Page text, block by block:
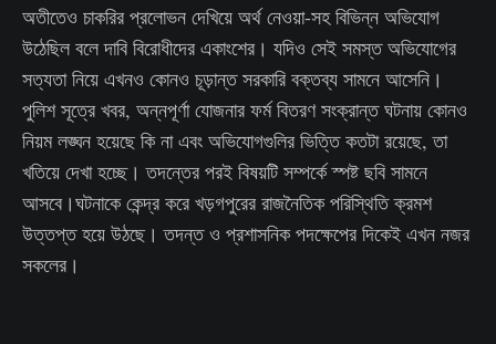
অতীতেও চাকরির প্রলোভন দেখিয়ে অর্থ নেওয়া-সহ বিভিন্ন অভিযোগ
উঠেছিল বলে দাবি বিরোধীদের একাংশের। যদিও সেই সমস্ত অভিযোগের
সত্যতা নিয়ে এখনও কোনও চূড়ান্ত সরকারি বক্তব্য সামনে আসেনি।
পুলিশ সূত্রে খবর, অন্নপূর্ণা যোজনার ফর্ম বিতরণ সংক্রান্ত ঘটনায় কোনও
নিয়ম লঙ্ঘন হয়েছে কি না এবং অভিযোগগুলির ভিত্তি কতটা রয়েছে, তা
খতিয়ে দেখা হচ্ছে। তদন্তের পরই বিষয়টি সম্পর্কে স্পষ্ট ছবি সামনে
আসবে।ঘটনাকে কেন্দ্র করে খড়গপুরের রাজনৈতিক পরিস্থিতি ক্রমশ
উত্তপ্ত হয়ে উঠছে। তদন্ত ও প্রশাসনিক পদক্ষেপের দিকেই এখন নজর
সকলের।